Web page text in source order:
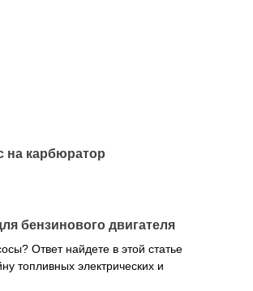
на карбюратор
бензинового двигателя
Ответ найдете в этой статье
топливных электрических и